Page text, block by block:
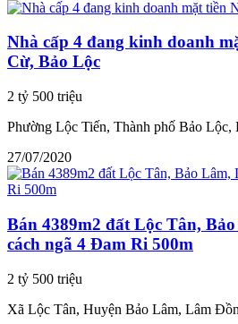
Nhà cấp 4 đang kinh doanh
Cừ, Bảo Lộc
2 tỷ 500 triệu
Phường Lộc Tiến, Thành phố Bảo
27/07/2020
Bán 4389m2 đất Lộc Tân,
cách ngã 4 Đam Ri 500m
2 tỷ 500 triệu
Xã Lộc Tân, Huyện Bảo Lâm, Lâm